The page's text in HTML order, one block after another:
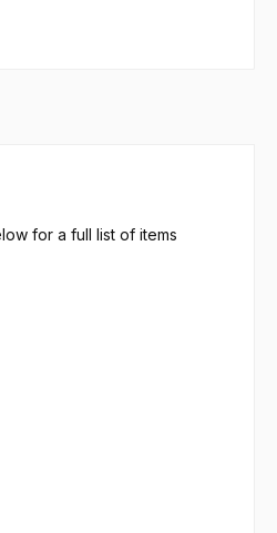
for a full list of items